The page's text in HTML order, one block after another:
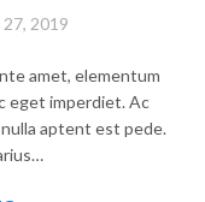
2019
amet, elementum
eget imperdiet. Ac
aptent est pede.